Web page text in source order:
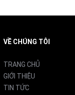
VỀ CHÚNG TÔI
TRANG CHỦ
GIỚI THIỆU
TIN TỨC